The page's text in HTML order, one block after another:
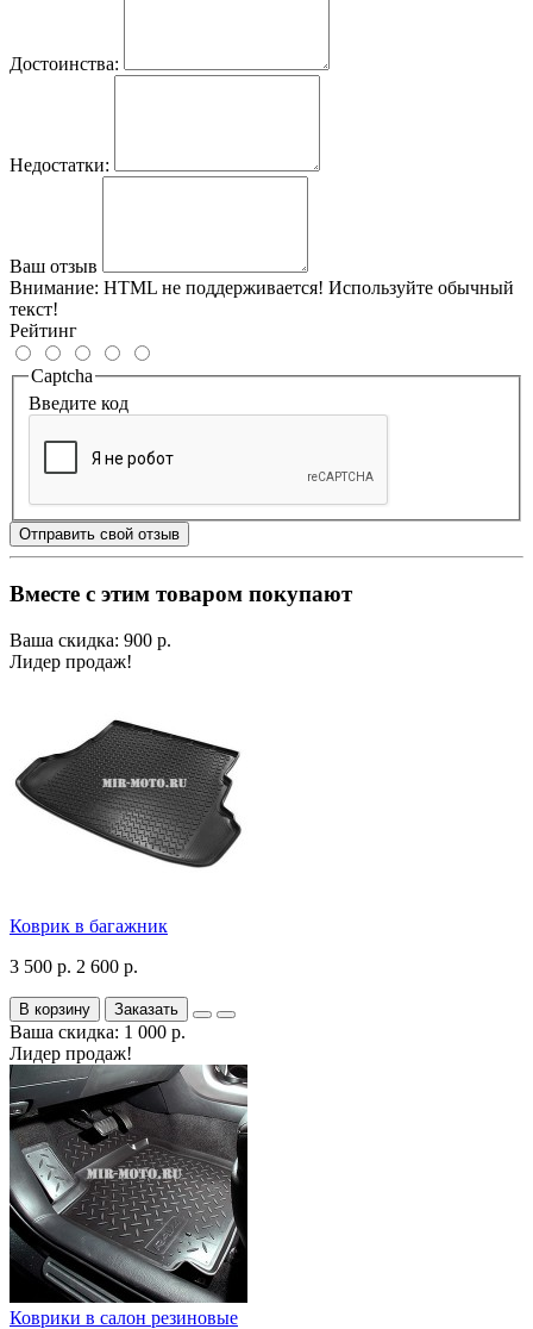
Достоинства:
Недостатки:
Ваш отзыв
Внимание: HTML не поддерживается! Используйте обычный
текст!
Рейтинг
Captcha
Введите код
Отправить свой отзыв
Вместе с этим товаром покупают
Ваша скидка: 900 р.
Лидер продаж!
Коврик в багажник
3 500 р. 2 600 р.
В корзину Заказать
Ваша скидка: 1 000 р.
Лидер продаж!
Коврики в салон резиновые